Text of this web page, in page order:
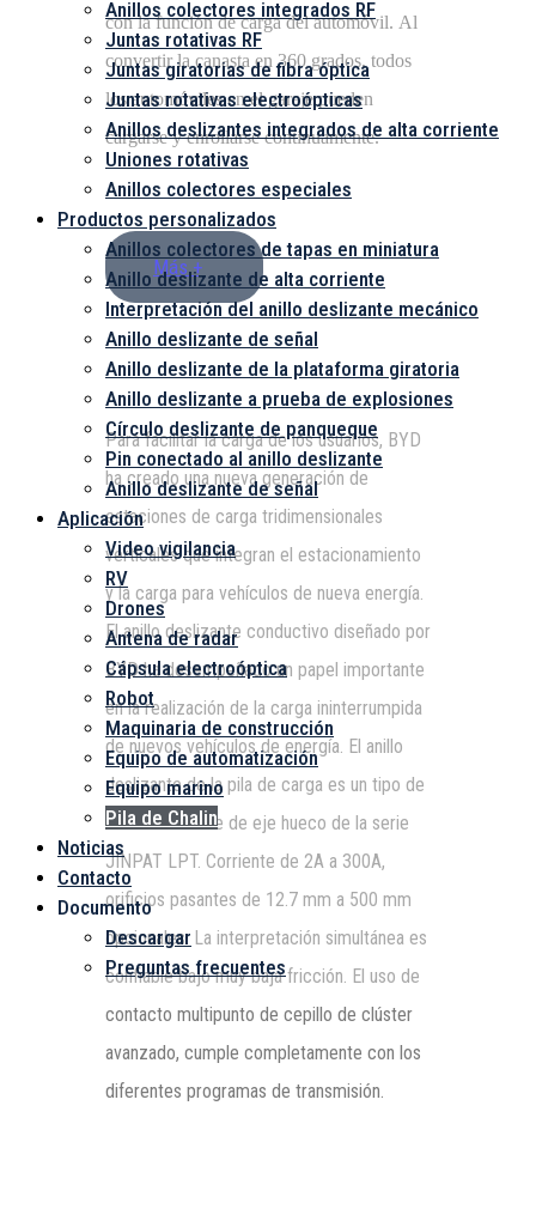
Anillos colectores integrados RF
Juntas rotativas RF
Juntas giratorias de fibra óptica
Juntas rotativas electroópticas
Anillos deslizantes integrados de alta corriente
Uniones rotativas
Anillos colectores especiales
Productos personalizados
Anillos colectores de tapas en miniatura
Anillo deslizante de alta corriente
Interpretación del anillo deslizante mecánico
Anillo deslizante de señal
Anillo deslizante de la plataforma giratoria
Anillo deslizante a prueba de explosiones
Círculo deslizante de panqueque
Pin conectado al anillo deslizante
Anillo deslizante de señal
Aplicación
Video vigilancia
RV
Drones
Antena de radar
Cápsula electroóptica
Robot
Maquinaria de construcción
Equipo de automatización
Equipo marino
Pila de Chalin
Noticias
Contacto
Documento
Descargar
Preguntas frecuentes
con la función de carga del automóvil. Al
convertir la canasta en 360 grados, todos
los automóviles en el garaje pueden
cargarse y enrollarse continuamente.
Más +
Para facilitar la carga de los usuarios, BYD
ha creado una nueva generación de
estaciones de carga tridimensionales
verticales que integran el estacionamiento
y la carga para vehículos de nueva energía.
El anillo deslizante conductivo diseñado por
BYD ha desempeñado un papel importante
en la realización de la carga ininterrumpida
de nuevos vehículos de energía. El anillo
deslizante de la pila de carga es un tipo de
anillo deslizante de eje hueco de la serie
JINPAT LPT. Corriente de 2A a 300A,
orificios pasantes de 12.7 mm a 500 mm
opcionales. La interpretación simultánea es
confiable bajo muy baja fricción. El uso de
contacto multipunto de cepillo de clúster
avanzado, cumple completamente con los
diferentes programas de transmisión.